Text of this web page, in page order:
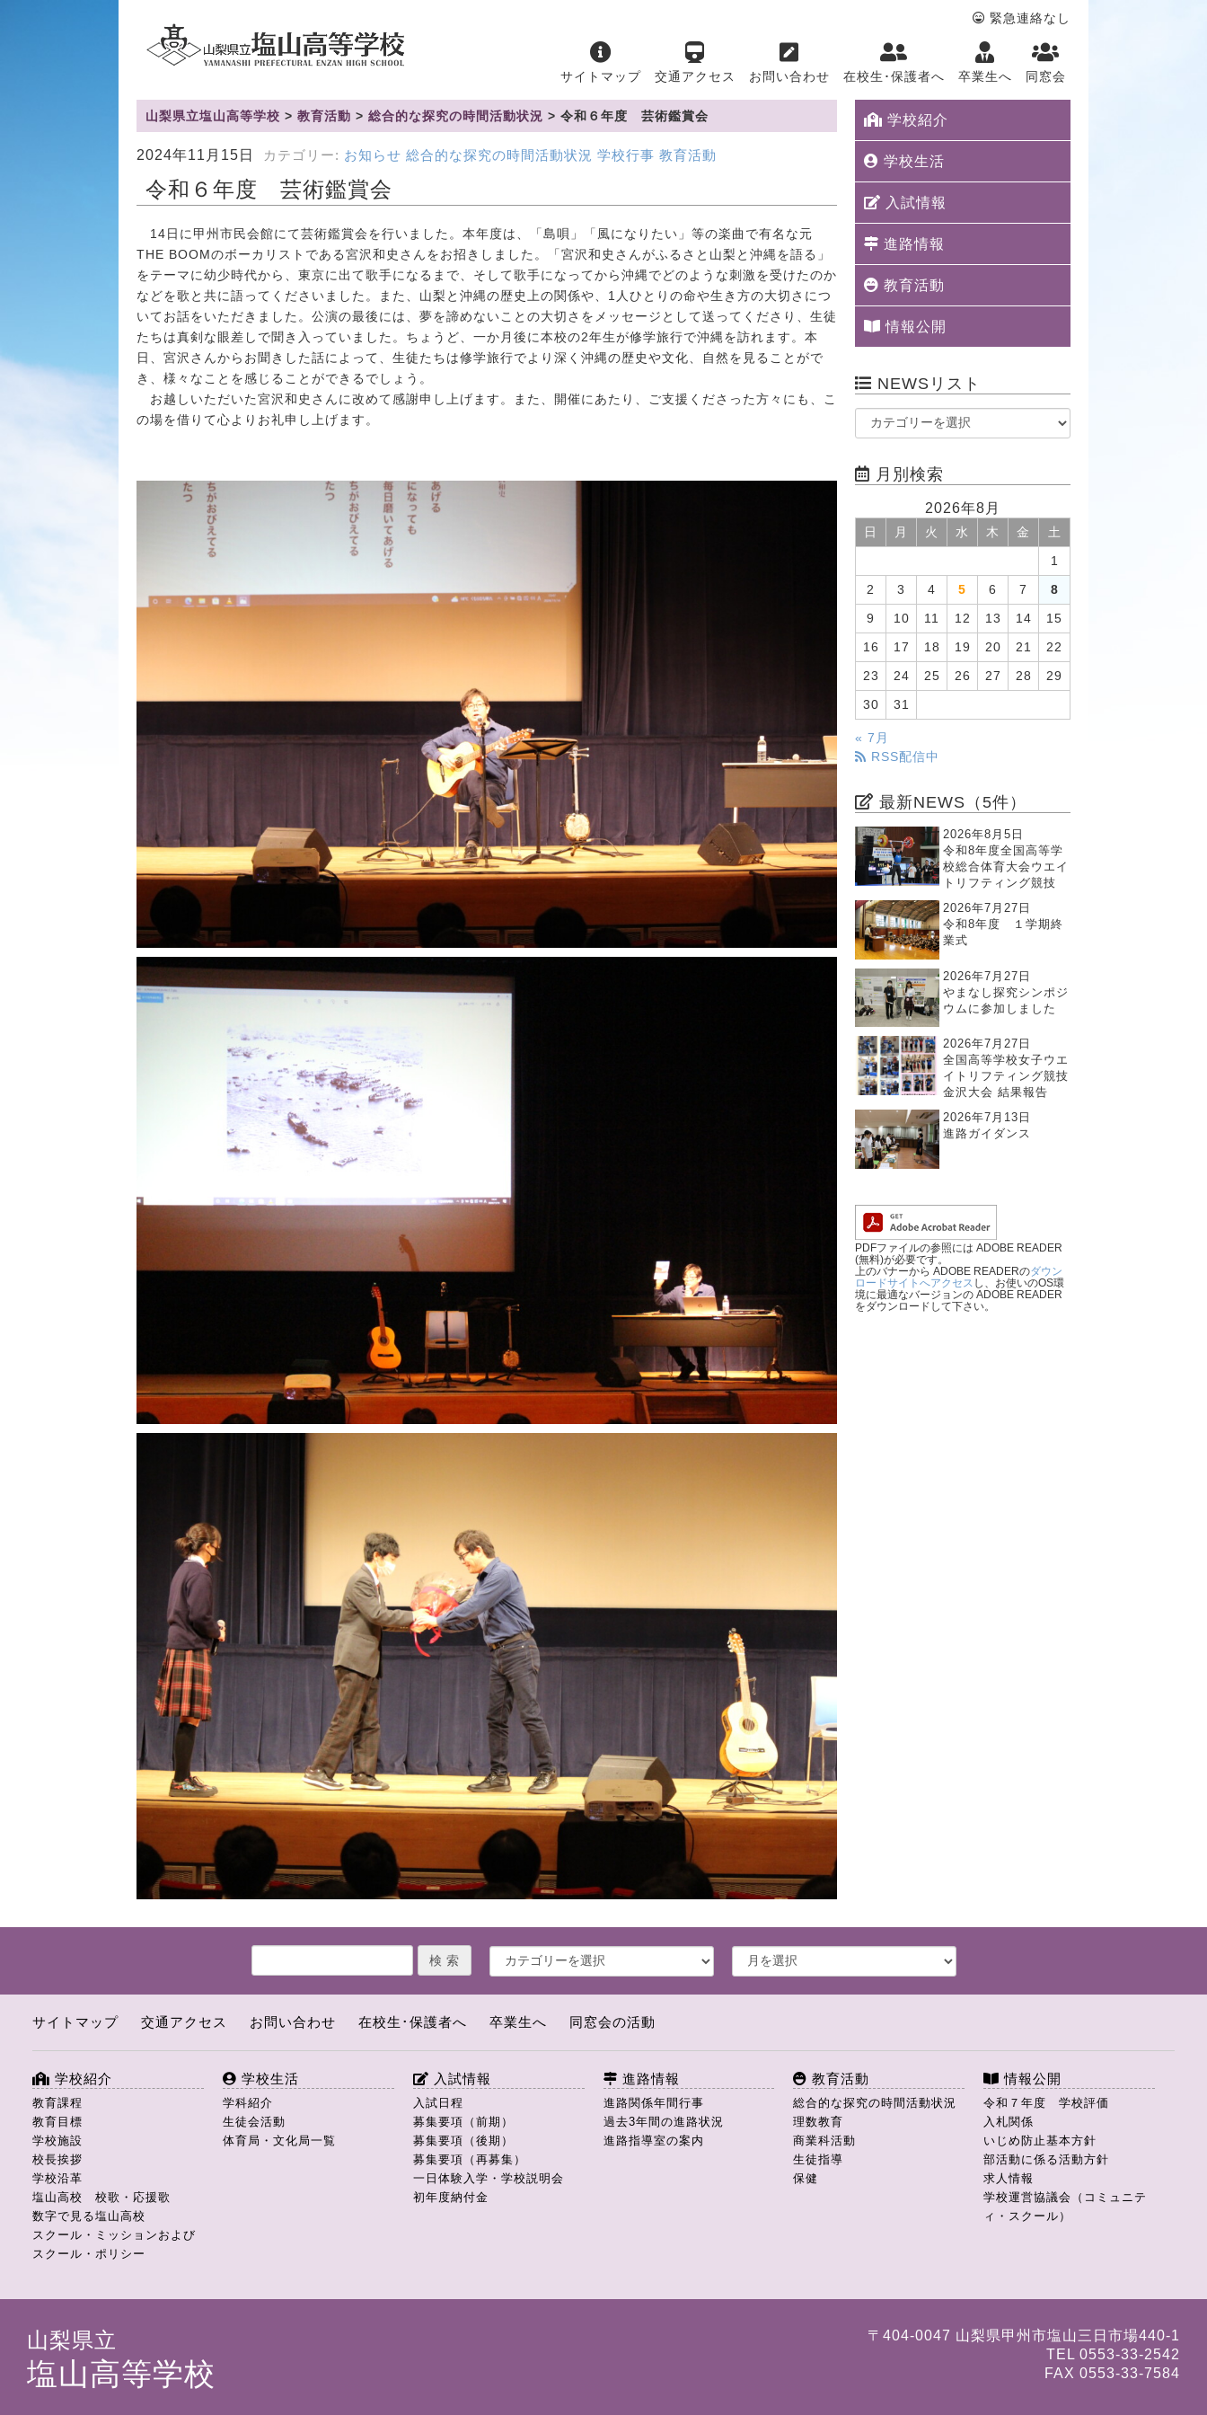
緊急連絡なし
サイトマップ 交通アクセス お問い合わせ 在校生･保護者へ 卒業生へ 同窓会
山梨県立塩山高等学校 > 教育活動 > 総合的な探究の時間活動状況 > 令和６年度 芸術鑑賞会
2024年11月15日 カテゴリー: お知らせ 総合的な探究の時間活動状況 学校行事 教育活動
令和６年度 芸術鑑賞会
14日に甲州市民会館にて芸術鑑賞会を行いました。本年度は、「島唄」「風になりたい」等の楽曲で有名な元
THE BOOMのボーカリストである宮沢和史さんをお招きしました。「宮沢和史さんがふるさと山梨と沖縄を語る」
をテーマに幼少時代から、東京に出て歌手になるまで、そして歌手になってから沖縄でどのような刺激を受けたのか
などを歌と共に語ってくださいました。また、山梨と沖縄の歴史上の関係や、1人ひとりの命や生き方の大切さにつ
いてお話をいただきました。公演の最後には、夢を諦めないことの大切さをメッセージとして送ってくださり、生徒
たちは真剣な眼差しで聞き入っていました。ちょうど、一か月後に本校の2年生が修学旅行で沖縄を訪れます。本
日、宮沢さんからお聞きした話によって、生徒たちは修学旅行でより深く沖縄の歴史や文化、自然を見ることがで
き、様々なことを感じることができるでしょう。
お越しいただいた宮沢和史さんに改めて感謝申し上げます。また、開催にあたり、ご支援くださった方々にも、こ
の場を借りて心よりお礼申し上げます。
学校紹介
学校生活
入試情報
進路情報
教育活動
情報公開
NEWSリスト
月別検索
2026年8月
日 月 火 水 木 金 土
1
2 3 4 5 6 7 8
9 10 11 12 13 14 15
16 17 18 19 20 21 22
23 24 25 26 27 28 29
30 31
« 7月
RSS配信中
最新NEWS（5件）
2026年8月5日
令和8年度全国高等学
校総合体育大会ウエイ
トリフティング競技
2026年7月27日
令和8年度 １学期終
業式
2026年7月27日
やまなし探究シンポジ
ウムに参加しました
2026年7月27日
全国高等学校女子ウエ
イトリフティング競技
金沢大会 結果報告
2026年7月13日
進路ガイダンス
PDFファイルの参照には ADOBE READER
(無料)が必要です。
上のバナーから ADOBE READERのダウン
ロードサイトへアクセス し、お使いのOS環
境に最適なバージョンの ADOBE READER
をダウンロードして下さい。
サイトマップ 交通アクセス お問い合わせ 在校生･保護者へ 卒業生へ 同窓会の活動
学校紹介
教育課程
教育目標
学校施設
校長挨拶
学校沿革
塩山高校 校歌・応援歌
数字で見る塩山高校
スクール・ミッションおよび
スクール・ポリシー
学校生活
学科紹介
生徒会活動
体育局・文化局一覧
入試情報
入試日程
募集要項（前期）
募集要項（後期）
募集要項（再募集）
一日体験入学・学校説明会
初年度納付金
進路情報
進路関係年間行事
過去3年間の進路状況
進路指導室の案内
教育活動
総合的な探究の時間活動状況
理数教育
商業科活動
生徒指導
保健
情報公開
令和７年度 学校評価
入札関係
いじめ防止基本方針
部活動に係る活動方針
求人情報
学校運営協議会（コミュニテ
ィ・スクール）
山梨県立
塩山高等学校
〒404-0047 山梨県甲州市塩山三日市場440-1
TEL 0553-33-2542
FAX 0553-33-7584